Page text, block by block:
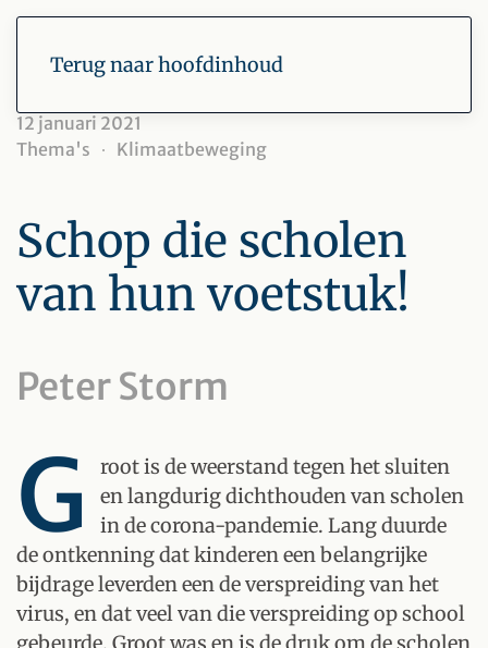
Terug naar hoofdinhoud
12 januari 2021
Thema's
Klimaatbeweging
Schop die scholen
van hun voetstuk!
Peter Storm
G
root is de weerstand tegen het sluiten
en langdurig dichthouden van scholen
in de corona-pandemie. Lang duurde
de ontkenning dat kinderen een belangrijke
bijdrage leverden een de verspreiding van het
virus, en dat veel van die verspreiding op school